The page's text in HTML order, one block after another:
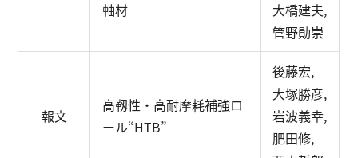
軸材
大橋建夫,
管野勛崇
報文
高靱性・高耐摩耗補強ロ
ール“HTB”
後藤宏,
大塚勝彦,
岩波義幸,
肥田修,